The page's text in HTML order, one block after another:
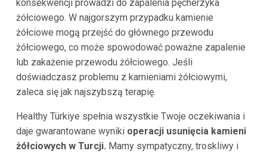
konsekwencji prowadzi do zapalenia pęcherzyka
żółciowego. W najgorszym przypadku kamienie
żółciowe mogą przejść do głównego przewodu
żółciowego, co może spowodować poważne zapalenie
lub zakażenie przewodu żółciowego. Jeśli
doświadczasz problemu z kamieniami żółciowymi,
zaleca się jak najszybszą terapię.
Healthy Türkiye spełnia wszystkie Twoje oczekiwania i
daje gwarantowane wyniki operacji usunięcia kamieni
żółciowych w Turcji. Mamy sympatyczny, troskliwy i